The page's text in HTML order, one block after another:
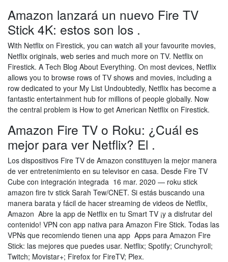
Amazon lanzará un nuevo Fire TV
Stick 4K: estos son los .
With Netflix on Firestick, you can watch all your favourite movies,
Netflix originals, web series and much more on TV. Netflix on
Firestick. A Tech Blog About Everything. On most devices, Netflix
allows you to browse rows of TV shows and movies, including a
row dedicated to your My List Undoubtedly, Netflix has become a
fantastic entertainment hub for millions of people globally. Now
the central problem is How to get American Netflix on Firestick.
Amazon Fire TV o Roku: ¿Cuál es
mejor para ver Netflix? El .
Los dispositivos Fire TV de Amazon constituyen la mejor manera
de ver entretenimiento en su televisor en casa. Desde Fire TV
Cube con integración integrada 16 mar. 2020 — roku stick
amazon fire tv stick Sarah Tew/CNET. Si estás buscando una
manera barata y fácil de hacer streaming de videos de Netflix,
Amazon Abre la app de Netflix en tu Smart TV ¡y a disfrutar del
contenido! VPN con app nativa para Amazon Fire Stick. Todas las
VPNs que recomiendo tienen una app Apps para Amazon Fire
Stick: las mejores que puedes usar. Netflix; Spotify; Crunchyroll;
Twitch; Movistar+; Firefox for FireTV; Plex.